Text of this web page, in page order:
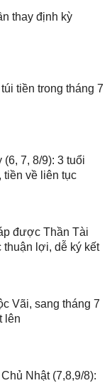
thay định kỳ
tiền trong tháng 7
7, 8/9): 3 tuổi
về liên tục
được Thần Tài
thuận lợi, dễ ký kết
Vãi, sang tháng 7
lên
Nhật (7,8,9/8):